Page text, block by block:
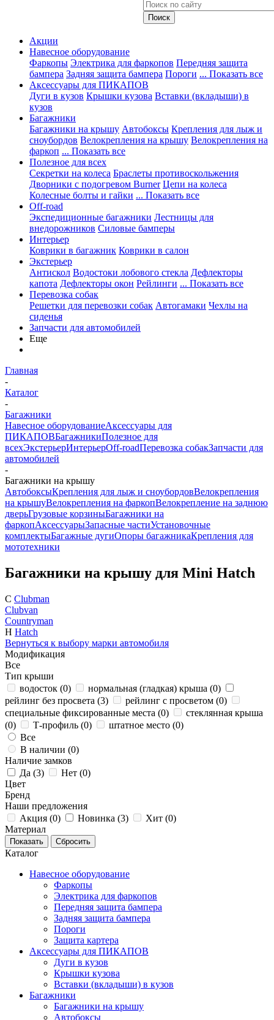
Акции
Навесное оборудование
Фаркопы Электрика для фаркопов Передняя защита
бампера Задняя защита бампера Пороги ... Показать все
Аксессуары для ПИКАПОВ
Дуги в кузов Крышки кузова Вставки (вкладыши) в
кузов
Багажники
Багажники на крышу Автобоксы Крепления для лыж и
сноубордов Велокрепления на крышу Велокрепления на
фаркоп ... Показать все
Полезное для всех
Секретки на колеса Браслеты противоскольжения
Дворники с подогревом Burner Цепи на колеса
Колесные болты и гайки ... Показать все
Off-road
Экспедиционные багажники Лестницы для
внедорожников Силовые бамперы
Интерьер
Коврики в багажник Коврики в салон
Экстерьер
Антискол Водостоки лобового стекла Дефлекторы
капота Дефлекторы окон Рейлинги ... Показать все
Перевозка собак
Решетки для перевозки собак Автогамаки Чехлы на
сиденья
Запчасти для автомобилей
Еще
Главная
-
Каталог
-
Багажники
Навесное оборудованиеАксессуары для
ПИКАПОВБагажникиПолезное для
всехЭкстерьерИнтерьерOff-roadПеревозка собакЗапчасти для
автомобилей
-
Багажники на крышу
АвтобоксыКрепления для лыж и сноубордовВелокрепления
на крышуВелокрепления на фаркопВелокрепление на заднюю
дверьГрузовые корзиныБагажники на
фаркопАксессуарыЗапасные частиУстановочные
комплектыБагажные дугиОпоры багажникаКрепления для
мототехники
Багажники на крышу для Mini Hatch
C Clubman
Clubvan
Countryman
H Hatch
Вернуться к выбору марки автомобиля
Модификация
Все
Тип крыши
водосток (0) нормальная (гладкая) крыша (0)
рейлинг без просвета (3) рейлинг с просветом (0)
специальные фиксированные места (0)
стеклянная крыша
(0) Т-профиль (0) штатное место (0)
Все
В наличии (0)
Наличие замков
Да (3) Нет (0)
Цвет
Бренд
Наши предложения
Акция (0) Новинка (3) Хит (0)
Материал
Каталог
Навесное оборудование
Фаркопы
Электрика для фаркопов
Передняя защита бампера
Задняя защита бампера
Пороги
Защита картера
Аксессуары для ПИКАПОВ
Дуги в кузов
Крышки кузова
Вставки (вкладыши) в кузов
Багажники
Багажники на крышу
Автобоксы